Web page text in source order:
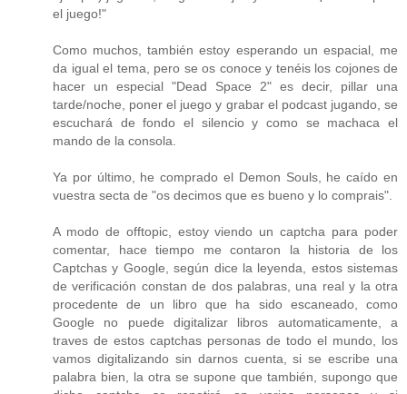
el juego!"
Como muchos, también estoy esperando un espacial, me
da igual el tema, pero se os conoce y tenéis los cojones de
hacer un especial "Dead Space 2" es decir, pillar una
tarde/noche, poner el juego y grabar el podcast jugando, se
escuchará de fondo el silencio y como se machaca el
mando de la consola.
Ya por último, he comprado el Demon Souls, he caído en
vuestra secta de "os decimos que es bueno y lo comprais".
A modo de offtopic, estoy viendo un captcha para poder
comentar, hace tiempo me contaron la historia de los
Captchas y Google, según dice la leyenda, estos sistemas
de verificación constan de dos palabras, una real y la otra
procedente de un libro que ha sido escaneado, como
Google no puede digitalizar libros automaticamente, a
traves de estos captchas personas de todo el mundo, los
vamos digitalizando sin darnos cuenta, si se escribe una
palabra bien, la otra se supone que también, supongo que